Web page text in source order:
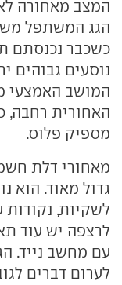
המצב מאחורה
הגג המשתפל
כשכבר נכנסתם
נוסעים גבוהים
המושב האמצעי
האחורית רחבה,
מספיק פלוס.
מאחורי דלת
גדול מאוד. הוא
לשקיות, נקודות
לרצפה יש עוד
עם מחשב נייד.
לערום דברים